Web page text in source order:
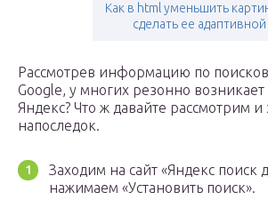
Как в html уменьшить
сделать ее адаптивной
Рассмотрев информацию по
Google, у многих резонно
Яндекс? Что ж давайте рассмотрим и
напоследок.
Заходим на сайт «Яндекс поиск
нажимаем «Установить поиск».